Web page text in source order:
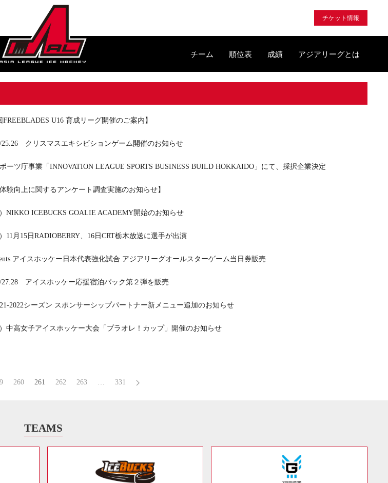
チケット情報
チーム 順位表 成績 アジアリーグとは
U16 育成リーグ開催のご案内】
25.26 クリスマスエキシビションゲーム開催のお知らせ
ーツ庁事業「INNOVATION LEAGUE SPORTS BUSINESS BUILD HOKKAIDO」にて、採択企業決定
験向上に関するアンケート調査実施のお知らせ】
NIKKO ICEBUCKS GOALIE ACADEMY開始のお知らせ
11月15日RADIOBERRY、16日CRT栃木放送に選手が出演
アイスホッケー日本代表強化試合 アジアリーグオールスターゲーム当日券販売
27.28 アイスホッケー応援宿泊パック第２弾を販売
2022シーズン スポンサーシップパートナー新メニュー追加のお知らせ
中高女子アイスホッケー大会 「プラオレ！カップ」開催のお知らせ
260 261 262 263 … 331
TEAMS